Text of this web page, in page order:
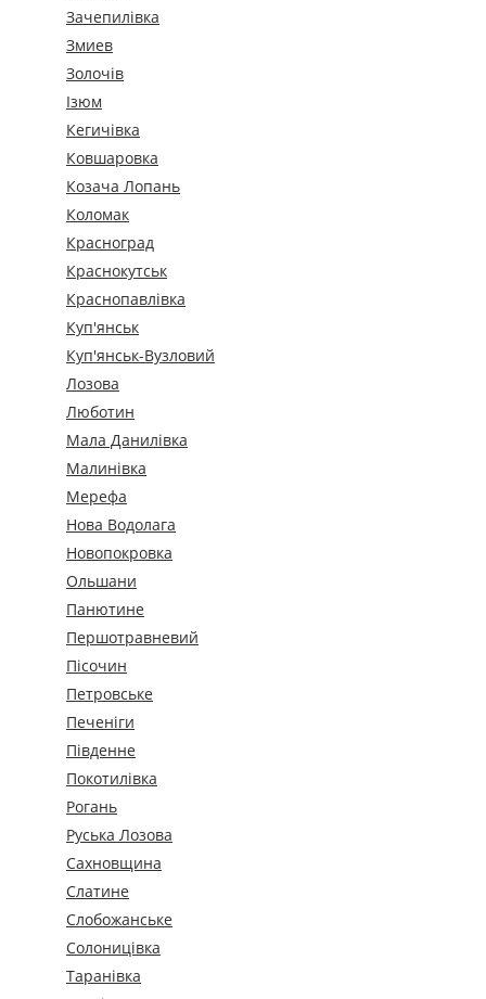
Зачепилівка
Змиев
Золочів
Ізюм
Кегичівка
Ковшаровка
Козача Лопань
Коломак
Красноград
Краснокутськ
Краснопавлівка
Куп'янськ
Куп'янськ-Вузловий
Лозова
Люботин
Мала Данилівка
Малинівка
Мерефа
Нова Водолага
Новопокровка
Ольшани
Панютине
Першотравневий
Пісочин
Петровське
Печеніги
Південне
Покотилівка
Рогань
Руська Лозова
Сахновщина
Слатине
Слобожанське
Солоницівка
Таранівка